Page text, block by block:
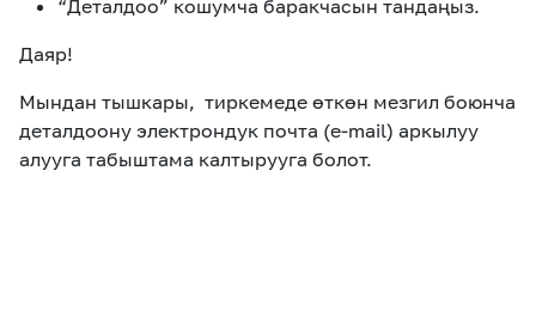
“Деталдоо” кошумча баракчасын тандаңыз.
Даяр!
Мындан тышкары, тиркемеде өткөн мезгил боюнча
деталдоону электрондук почта (e-mail) аркылуу
алууга табыштама калтырууга болот.